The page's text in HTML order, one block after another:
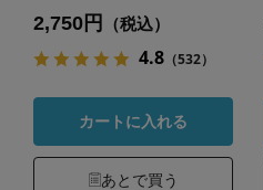
2,750円 （税込）
4.8（532）
カートに入れる
あとで買う